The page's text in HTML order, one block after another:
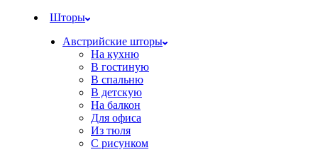
Шторы
Австрийские шторы
На кухню
В гостиную
В спальню
В детскую
На балкон
Для офиса
Из тюля
С рисунком